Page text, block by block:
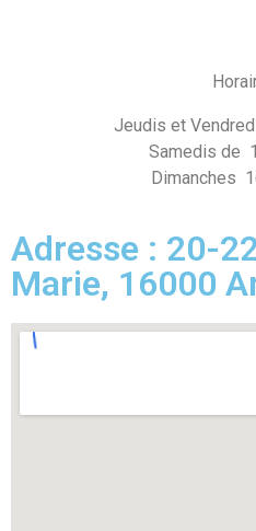
Jeudis et
Samedis de
Dimanches
Adresse : 20-
Marie, 16000